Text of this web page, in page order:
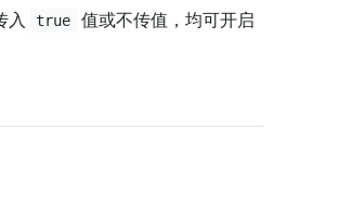
入 true
值或不传值，均可开启